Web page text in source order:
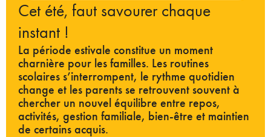
Cet été, faut savourer chaque
instant !
La période estivale constitue un moment
charnière pour les familles. Les routines
scolaires s’interrompent, le rythme quotidien
change et les parents se retrouvent souvent à
chercher un nouvel équilibre entre repos,
activités, gestion familiale, bien-être et maintien
de certains acquis.